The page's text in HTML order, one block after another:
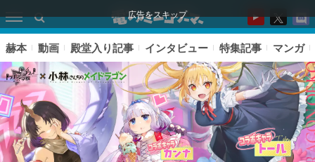
広告をスキップ
赫本 動画 殿堂入り記事 インタビュー 特集記事 マンガ